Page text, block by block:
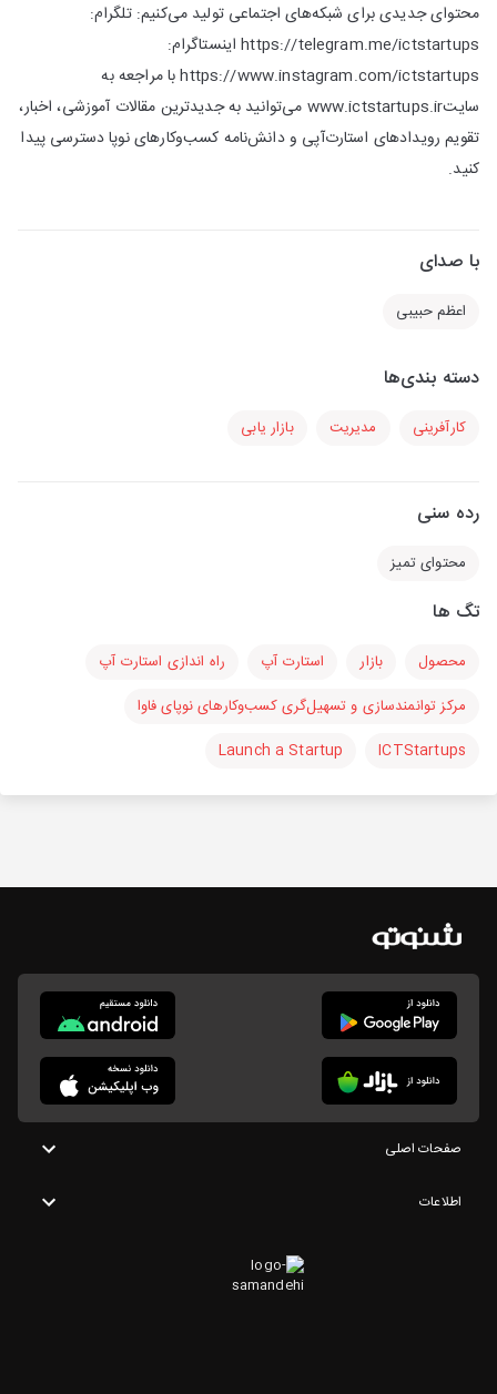
محتوای جدیدی برای شبکه‌های اجتماعی تولید می‌کنیم: تلگرام:
https://telegram.me/ictstartups اینستاگرام:
https://www.instagram.com/ictstartups با مراجعه به
سایتwww.ictstartups.ir می‌توانید به جدیدترین مقالات آموزشی، اخبار،
تقویم رویدادهای استارت‌آپی و دانش‌نامه کسب‌وکارهای نوپا دسترسی پیدا
کنید.
با صدای
اعظم حبیبی
دسته بندی‌ها
کارآفرینی مدیریت بازار یابی
رده سنی
محتوای تمیز
تگ ها
محصول بازار استارت آپ
راه اندازی استارت آپ
مرکز توانمندسازی و تسهیل‌گری کسب‌وکارهای نوپای فاوا
ICTStartups
Launch a Startup
صفحات اصلی
اطلاعات